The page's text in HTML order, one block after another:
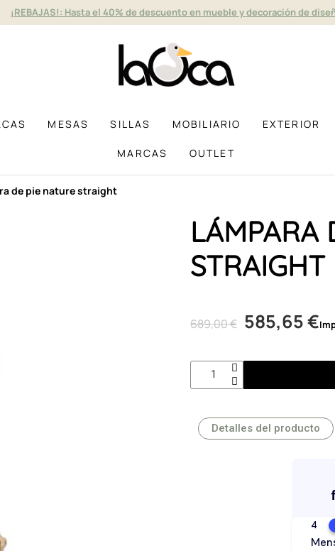
¡REBAJAS!: Hasta el 40% de descuento en mueble y decoración de
MESAS SILLAS MOBILIARIO EXTERIOR
MARCAS OUTLET
de pie nature straight
LÁMPARA
STRAIGHT
689,00 € 585,65 €
Detalles del producto